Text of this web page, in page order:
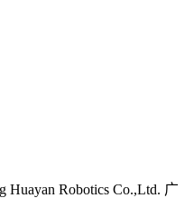
Huayan Robotics Co.,Ltd. 广